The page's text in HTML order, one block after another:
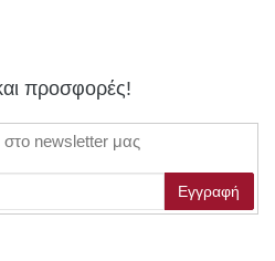
προσφορές!
στο newsletter μας